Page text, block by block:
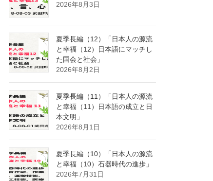
2026年8月3日
夏季長編（12）「日本人の源流
と幸福（12）日本語にマッチし
た国会と社会」
2026年8月2日
夏季長編（11）「日本人の源流
と幸福（11）日本語の成立と日
本文明」
2026年8月1日
夏季長編（10）「日本人の源流
と幸福（10）石器時代の進歩」
2026年7月31日